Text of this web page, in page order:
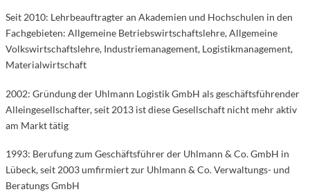
Seit 2010: Lehrbeauftragter an Akademien und Hochschulen in den
Fachgebieten: Allgemeine Betriebswirtschaftslehre, Allgemeine
Volkswirtschaftslehre, Industriemanagement, Logistikmanagement,
Materialwirtschaft
2002: Gründung der Uhlmann Logistik GmbH als geschäftsführender
Alleingesellschafter, seit 2013 ist diese Gesellschaft nicht mehr aktiv
am Markt tätig
1993: Berufung zum Geschäftsführer der Uhlmann & Co. GmbH in
Lübeck, seit 2003 umfirmiert zur Uhlmann & Co. Verwaltungs- und
Beratungs GmbH